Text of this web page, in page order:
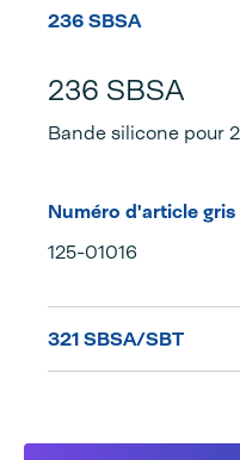
236 SBSA
236 SBSA
Bande silicone pour
Numéro d'article gris
125-01016
321 SBSA/SBT